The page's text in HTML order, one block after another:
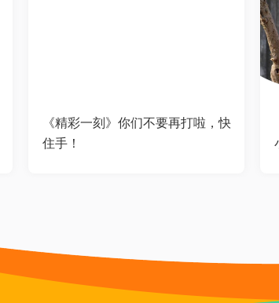
《精彩一刻》你们不要再打啦，快
住手！